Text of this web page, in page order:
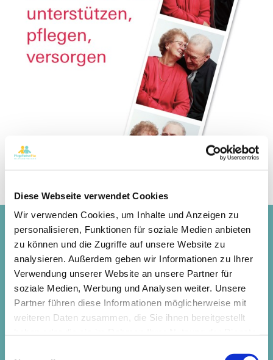
Diese Webseite verwendet Cookies
Wir verwenden Cookies, um Inhalte und Anzeigen zu
personalisieren, Funktionen für soziale Medien anbieten
zu können und die Zugriffe auf unsere Website zu
analysieren. Außerdem geben wir Informationen zu Ihrer
Verwendung unserer Website an unsere Partner für
soziale Medien, Werbung und Analysen weiter. Unsere
Partner führen diese Informationen möglicherweise mit
weiteren Daten zusammen, die Sie ihnen bereitgestellt
Brennen Ihnen weitere Fragen unter den Nägeln?
Informieren Sie sich ausführlich auf unserer
Homepage, oder fragen Sie direkt bei uns nach!
09156 - 92 79 810